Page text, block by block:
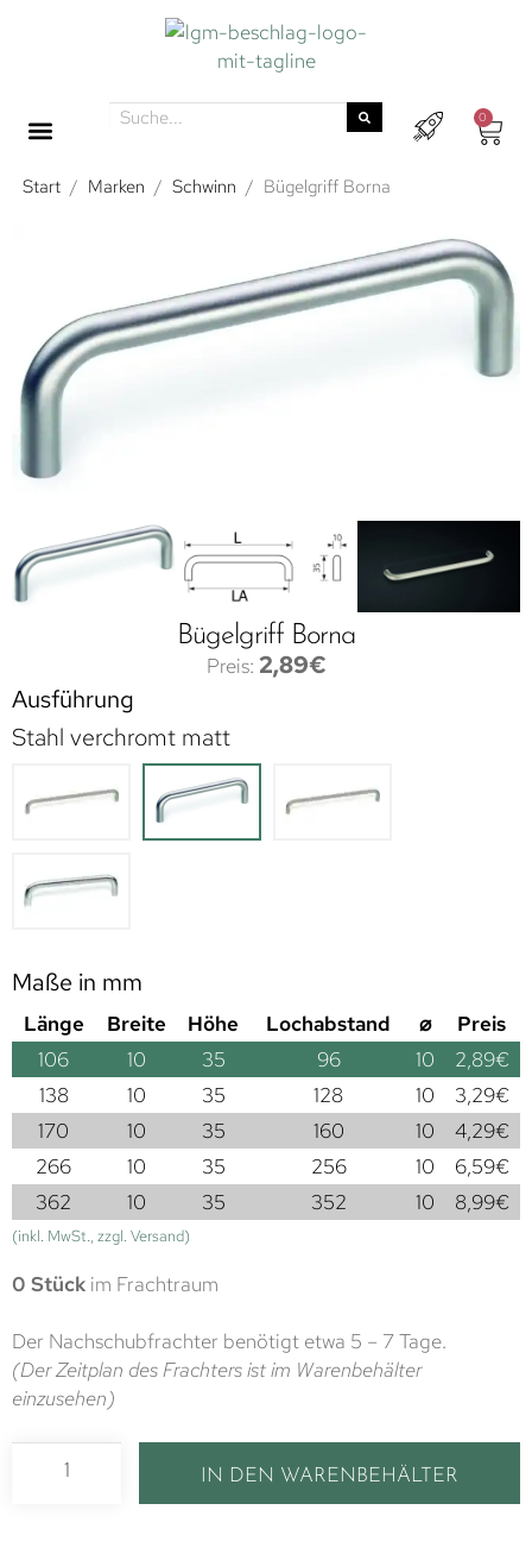
0
Start / Marken / Schwinn / Bügelgriff Borna
Bügelgriff Borna
2,89€
Ausführung
Stahl verchromt matt
Maße in mm
Länge Breite Höhe Lochabstand ⌀
Preis
106
10 35 96 10 2,89€
138
10 35 128 10 3,29€
170
10 35 160 10 4,29€
266
10 35 256 10 6,59€
362
10 35 352 10 8,99€
(inkl. MwSt., zzgl. Versand)
0 Stück im Frachtraum
Der Nachschubfrachter benötigt etwa 5 – 7 Tage.
(Der Zeitplan des Frachters ist im Warenbehälter
einzusehen)
IN DEN WARENBEHÄLTER